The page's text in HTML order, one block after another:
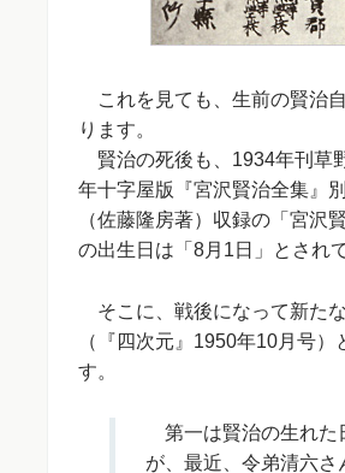
これを見ても、生前の賢治
ります。
賢治の死後も、1934年刊草
年十字屋版『宮沢賢治全集』
（佐藤隆房著）収録の「宮沢
の出生日は「8月1日」とされ
そこに、戦後になって新た
（『四次元』1950年10月号
す。
第一は賢治の生れた
が、最近、令弟清六